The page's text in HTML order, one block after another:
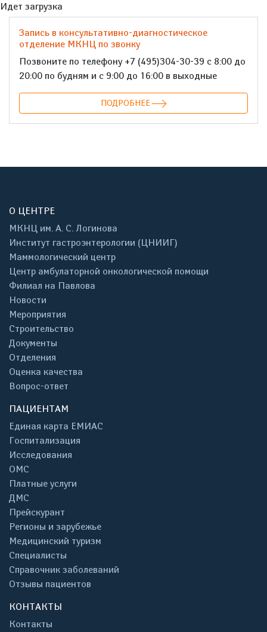
Идет загрузка
Запись в консультативно-диагностическое
отделение МКНЦ по звонку
Позвоните по телефону +7 (495)304-30-39 с 8:00 до
20:00 по будням и с 9:00 до 16:00 в выходные
ПОДРОБНЕЕ
О ЦЕНТРЕ
МКНЦ им. А. С. Логинова
Институт гастроэнтерологии (ЦНИИГ)
Маммологический центр
Центр амбулаторной онкологической помощи
Филиал на Павлова
Новости
Мероприятия
Строительство
Документы
Отделения
Оценка качества
Вопрос-ответ
ПАЦИЕНТАМ
Единая карта ЕМИАС
Госпитализация
Исследования
ОМС
Платные услуги
ДМС
Прейскурант
Регионы и зарубежье
Медицинский туризм
Специалисты
Справочник заболеваний
Отзывы пациентов
КОНТАКТЫ
Контакты